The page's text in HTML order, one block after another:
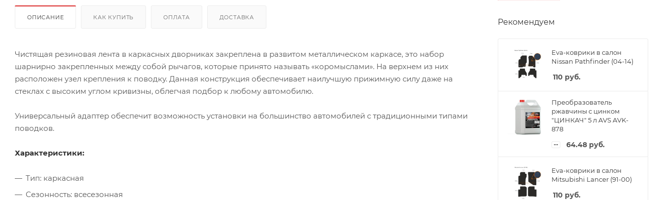
ОПИСАНИЕ КАК КУПИТЬ ОПЛАТА ДОСТАВКА
Чистящая резиновая лента в каркасных дворниках закреплена в развитом металлическом каркасе, это набор
шарнирно закрепленных между собой рычагов, которые принято называть «коромыслами». На верхнем из них
расположен узел крепления к поводку. Данная конструкция обеспечивает наилучшую прижимную силу даже на
стеклах с высоким углом кривизны, облегчая подбор к любому автомобилю.
Универсальный адаптер обеспечит возможность установки на большинство автомобилей с традиционными типами
поводков.
Характеристики:
Тип: каркасная
Сезонность: всесезонная
Рекомендуем
Eva-коврики в салон
Nissan Pathfinder (04-14)
110 руб.
Преобразователь
ржавчины с цинком
"ЦИНКАЧ" 5 л AVS AVK-
878
64.48 руб.
Eva-коврики в салон
Mitsubishi Lancer (91-00)
110 руб.